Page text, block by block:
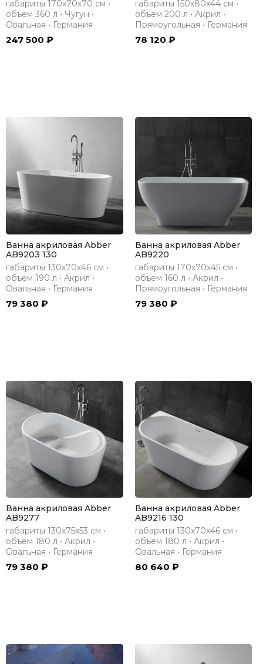
габариты 170х70х70 см •
объем 360 л • Чугун •
Овальная • Германия
247 500 ₽
габариты 150х80х44 см •
объем 200 л • Акрил •
Прямоугольная • Германия
78 120 ₽
Ванна акриловая Abber
AB9203 130
габариты 130х70х46 см •
объем 190 л • Акрил •
Овальная • Германия
79 380 ₽
Ванна акриловая Abber
AB9220
габариты 170х70х45 см •
объем 160 л • Акрил •
Прямоугольная • Германия
79 380 ₽
Ванна акриловая Abber
AB9277
габариты 130х75х53 см •
объем 180 л • Акрил •
Овальная • Германия
79 380 ₽
Ванна акриловая Abber
AB9216 130
габариты 130х70х46 см •
объем 180 л • Акрил •
Овальная • Германия
80 640 ₽